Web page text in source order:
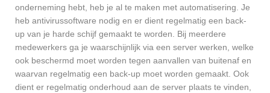
onderneming hebt, heb je al te maken met automatisering. Je
heb antivirussoftware nodig en er dient regelmatig een back-
up van je harde schijf gemaakt te worden. Bij meerdere
medewerkers ga je waarschijnlijk via een server werken, welke
ook beschermd moet worden tegen aanvallen van buitenaf en
waarvan regelmatig een back-up moet worden gemaakt. Ook
dient er regelmatig onderhoud aan de server plaats te vinden,